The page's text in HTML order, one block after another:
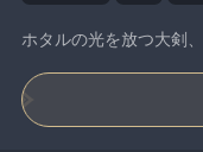
ホタルの光を放つ大剣